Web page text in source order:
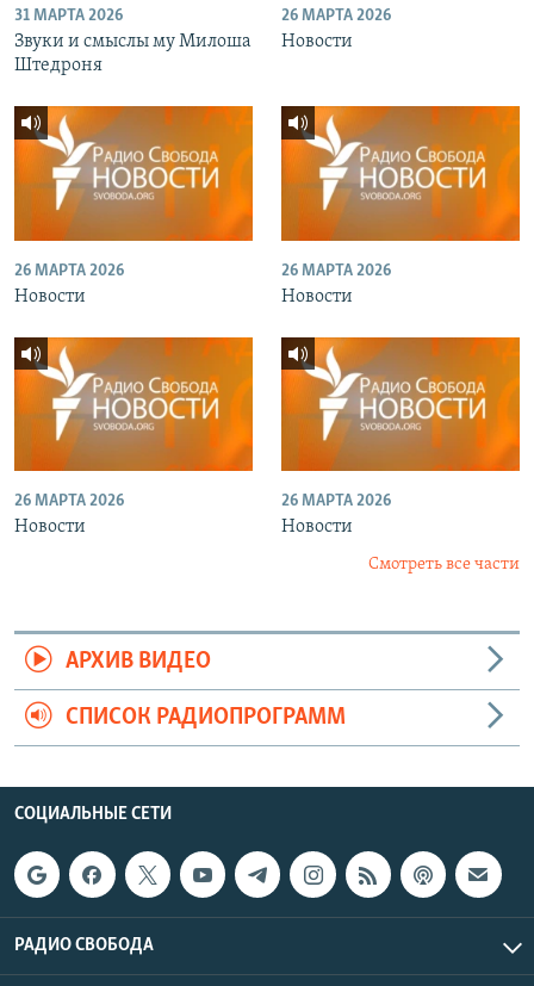
31 МАРТА 2026
Звуки и смыслы му Милоша
Штедроня
26 МАРТА 2026
Новости
26 МАРТА 2026
Новости
26 МАРТА 2026
Новости
26 МАРТА 2026
Новости
26 МАРТА 2026
Новости
Смотреть все части
АРХИВ ВИДЕО
СПИСОК РАДИОПРОГРАММ
СОЦИАЛЬНЫЕ СЕТИ
РАДИО СВОБОДА